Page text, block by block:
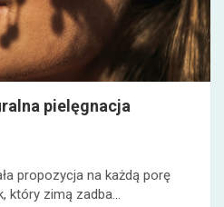
pielęgnacja
propozycja na każdą porę
który zimą zadba…